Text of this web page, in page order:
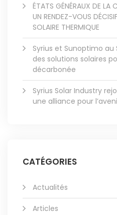
ÉTATS GÉNÉRAUX DE LA
UN RENDEZ-VOUS
SOLAIRE THERMIQUE
Syrius et Sunoptimo au
des solutions solaires
décarbonée
Syrius Solar Industry
une alliance pour
CATÉGORIES
Actualités
Articles